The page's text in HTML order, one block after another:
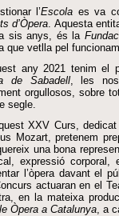
l’Escola es va
d’Òpera . Aquesta
sis anys, és la
que vetlla pel
any 2021 tenim el
de Sabadell, les
orgullosos, sobre
segle.
XXV Curs,
Mozart, pretenem
una bona
expressió corporal,
l’òpera davant el
actuaran en el
en la mateixa
Òpera a Catalunya , a